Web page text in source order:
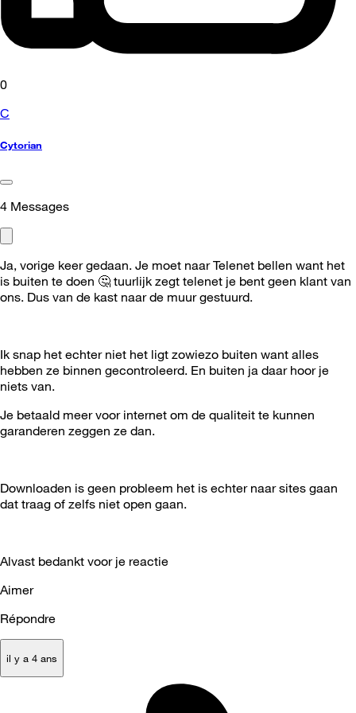
0
C
Cytorian
4 Messages
Ja, vorige keer gedaan. Je moet naar Telenet bellen want het
is buiten te doen 🤔 tuurlijk zegt telenet je bent geen klant van
ons. Dus van de kast naar de muur gestuurd.
Ik snap het echter niet het ligt zowiezo buiten want alles
hebben ze binnen gecontroleerd. En buiten ja daar hoor je
niets van.
Je betaald meer voor internet om de qualiteit te kunnen
garanderen zeggen ze dan.
Downloaden is geen probleem het is echter naar sites gaan
dat traag of zelfs niet open gaan.
Alvast bedankt voor je reactie
Aimer
Répondre
il y a 4 ans